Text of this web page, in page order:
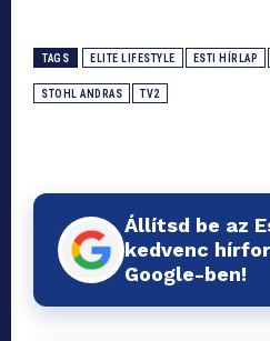
TAGS ELITE LIFESTYLE ESTI HÍRLAP
STOHL ANDRAS TV2
Állítsd be az
kedvenc
Google-ben!